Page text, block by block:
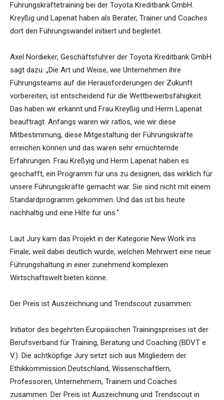
Führungskräftetraining bei der Toyota Kreditbank GmbH.
Kreyßig und Lapenat haben als Berater, Trainer und Coaches
dort den Führungswandel initiiert und begleitet.
Axel Nordieker, Geschäftsführer der Toyota Kreditbank GmbH
sagt dazu: „Die Art und Weise, wie Unternehmen ihre
Führungsteams auf die Herausforderungen der Zukunft
vorbereiten, ist entscheidend für die Wettbewerbsfähigkeit.
Das haben wir erkannt und Frau Kreyßig und Herrn Lapenat
beauftragt. Anfangs waren wir ratlos, wie wir diese
Mitbestimmung, diese Mitgestaltung der Führungskräfte
erreichen können und das waren sehr ernüchternde
Erfahrungen. Frau Kreßyig und Herrn Lapenat haben es
geschafft, ein Programm für uns zu designen, das wirklich für
unsere Führungskräfte gemacht war. Sie sind nicht mit einem
Standardprogramm gekommen. Und das ist bis heute
nachhaltig und eine Hilfe für uns.“
Laut Jury kam das Projekt in der Kategorie New Work ins
Finale, weil dabei deutlich wurde, welchen Mehrwert eine neue
Führungshaltung in einer zunehmend komplexen
Wirtschaftswelt bieten könne.
Der Preis ist Auszeichnung und Trendscout zusammen:
Initiator des begehrten Europäischen Trainingspreises ist der
Berufsverband für Training, Beratung und Coaching (BDVT e.
V.). Die achtköpfige Jury setzt sich aus Mitgliedern der
Ethikkommission Deutschland, Wissenschaftlern,
Professoren, Unternehmern, Trainern und Coaches
zusammen. Der Preis ist Auszeichnung und Trendscout in